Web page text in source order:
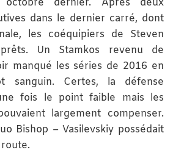
dernier. Après deux
dans le dernier carré, dont
les coéquipiers de Steven
Un Stamkos revenu de
manqué les séries de 2016 en
sanguin. Certes, la défense
fois le point faible mais les
largement compenser.
Bishop – Vasilevskiy possédait